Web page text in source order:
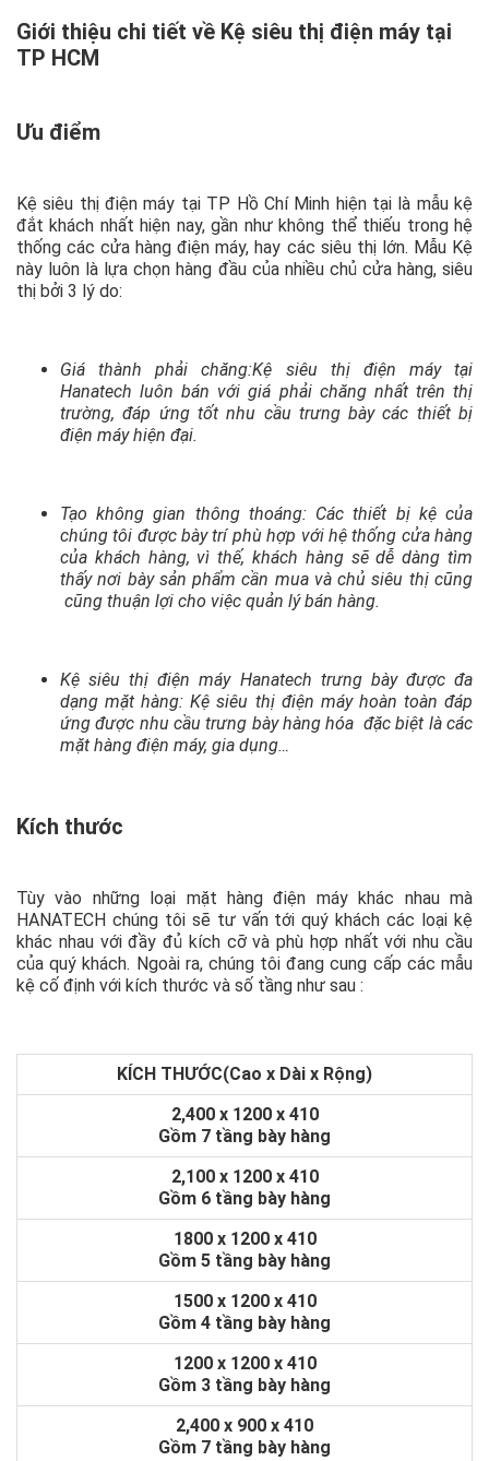
Giới thiệu chi tiết về Kệ siêu thị điện máy tại
TP HCM
Ưu điểm
Kệ siêu thị điện máy tại TP Hồ Chí Minh hiện tại là mẫu kệ
đắt khách nhất hiện nay, gần như không thể thiếu trong hệ
thống các cửa hàng điện máy, hay các siêu thị lớn. Mẫu Kệ
này luôn là lựa chọn hàng đầu của nhiều chủ cửa hàng, siêu
thị bởi 3 lý do:
Giá thành phải chăng:Kệ siêu thị điện máy tại
Hanatech luôn bán với giá phải chăng nhất trên thị
trường, đáp ứng tốt nhu cầu trưng bày các thiết bị
điện máy hiện đại.
Tạo không gian thông thoáng: Các thiết bị kệ của
chúng tôi được bày trí phù hợp với hệ thống cửa hàng
của khách hàng, vì thế, khách hàng sẽ dễ dàng tìm
thấy nơi bày sản phẩm cần mua và chủ siêu thị cũng
cũng thuận lợi cho việc quản lý bán hàng.
Kệ siêu thị điện máy Hanatech trưng bày được đa
dạng mặt hàng: Kệ siêu thị điện máy hoàn toàn đáp
ứng được nhu cầu trưng bày hàng hóa đặc biệt là các
mặt hàng điện máy, gia dụng…
Kích thước
Tùy vào những loại mặt hàng điện máy khác nhau mà
HANATECH chúng tôi sẽ tư vấn tới quý khách các loại kệ
khác nhau với đầy đủ kích cỡ và phù hợp nhất với nhu cầu
của quý khách. Ngoài ra, chúng tôi đang cung cấp các mẫu
kệ cố định với kích thước và số tầng như sau :
KÍCH THƯỚC(Cao x Dài x Rộng)
2,400 x 1200 x 410
Gồm 7 tầng bày hàng
2,100 x 1200 x 410
Gồm 6 tầng bày hàng
1800 x 1200 x 410
Gồm 5 tầng bày hàng
1500 x 1200 x 410
Gồm 4 tầng bày hàng
1200 x 1200 x 410
Gồm 3 tầng bày hàng
2,400 x 900 x 410
Gồm 7 tầng bày hàng